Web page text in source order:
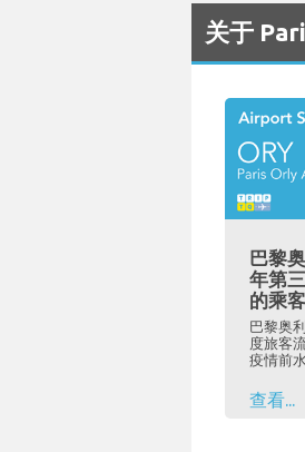
关于
巴黎
年第
的乘
巴黎奥
度旅客
疫情前
查看...